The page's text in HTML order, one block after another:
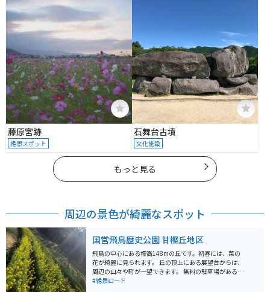
藤原宮跡
絶景スポット
石舞台古墳
文化施設
もっと見る
周辺の景色が綺麗なスポット
国営飛鳥歴史公園 甘樫丘地区
飛鳥の中心にある標高148mの丘です。初春には、菜の
花が綺麗に見られます。 丘の頂上にある展望台からは、
周辺の山々や町が一望できます。 無料の駐車場があるの
で、車やバイクを停めてゆっくりと自然を楽しめます。
#絶景ロード